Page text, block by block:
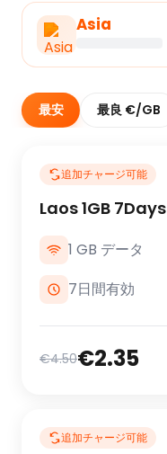
Asia
最安 最良 €/GB
追加チャージ可能
Laos 1GB 7Days
1 GB データ
7日間有効
€4.50€2.35
追加チャージ可能